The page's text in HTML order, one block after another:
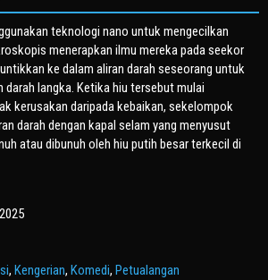
teknologi nano untuk mengecilkan
menerapkan ilmu mereka pada seekor
ke dalam aliran darah seseorang untuk
darah langka. Ketika hiu tersebut mulai
kerusakan daripada kebaikan, sekelompok
darah dengan kapal selam yang menyusut
atau dibunuh oleh hiu putih besar terkecil di
, Kengerian, Komedi, Petualangan